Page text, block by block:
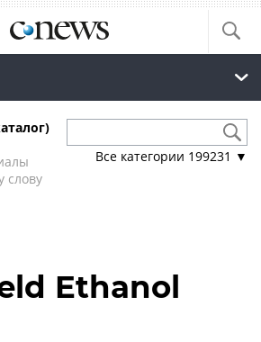
слову
Все категории 199231 ▼
Ethanol